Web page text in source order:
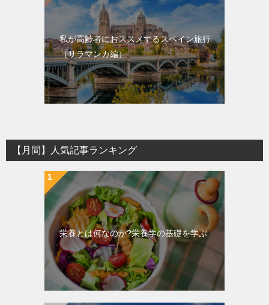
私が高齢者におススメするスペイン旅行
（サラマンカ編）
【月間】人気記事ランキング
栄養とは何なのか?栄養学の基礎を学ぶ